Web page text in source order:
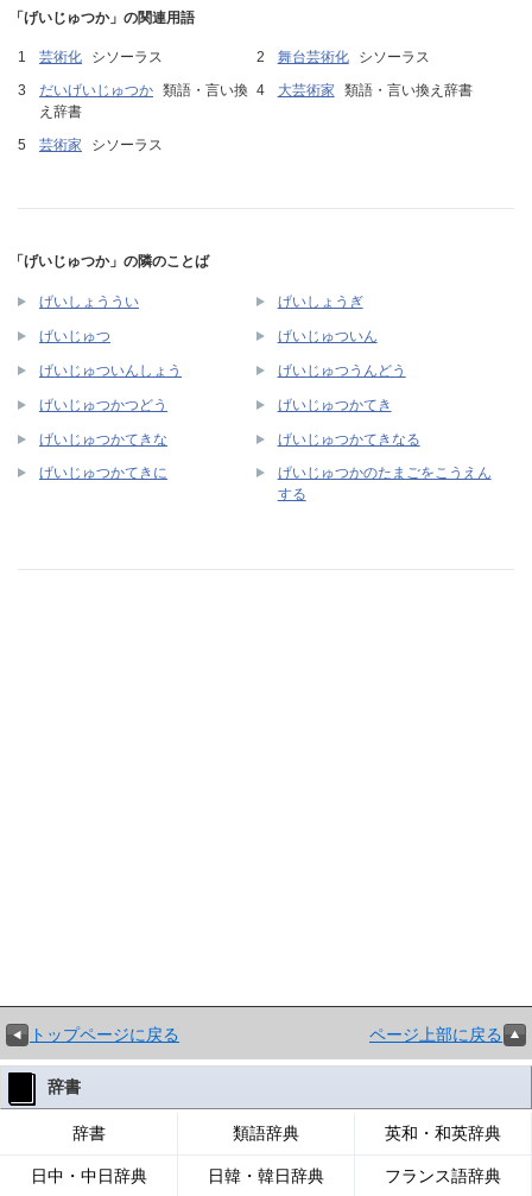
「げいじゅつか」の関連用語
芸術化 シソーラス 舞台芸術化
シソーラス
だいげいじゅつか 類語・言い換
え辞書
大芸術家 類語・言い換え辞書
芸術家 シソーラス
「げいじゅつか」の隣のことば
げいしょううい げいしょうぎ
げいじゅつ げいじゅついん
げいじゅついんしょう げいじゅつうんどう
げいじゅつかつどう げいじゅつかてき
げいじゅつかてきな げいじゅつかてきなる
げいじゅつかてきに
げいじゅつかのたまごをこうえん
する
トップページに戻る ページ上部に戻る
辞書
辞書 類語辞典 英和・和英辞典
日中・中日辞典 日韓・韓日辞典 フランス語辞典